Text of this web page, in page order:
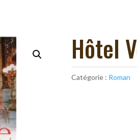
Hôtel
Catégorie : Roman